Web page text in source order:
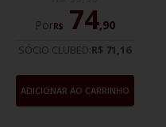
PorR$ 74,90
SÓCIO CLUBED:R$ 71,16
ADICIONAR AO CARRINHO